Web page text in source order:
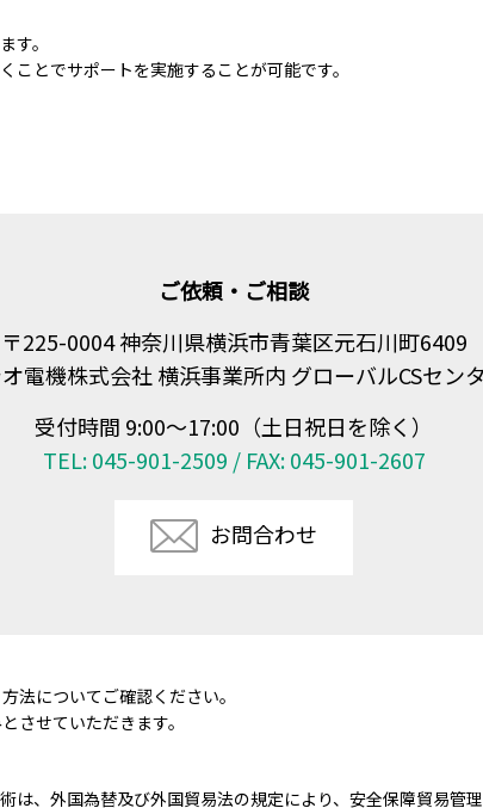
す。
とでサポートを実施することが可能です。
ご依頼・ご相談
〒225-0004 神奈川県横浜市青葉区元石川町6409
電機株式会社 横浜事業所内 グローバルCSセン
受付時間 9:00～17:00（土日祝日を除く）
TEL: 045-901-2509 / FAX: 045-901-2607
お問合わせ
法についてご確認ください。
させていただきます。
は、外国為替及び外国貿易法の規定により、安全保障貿易管